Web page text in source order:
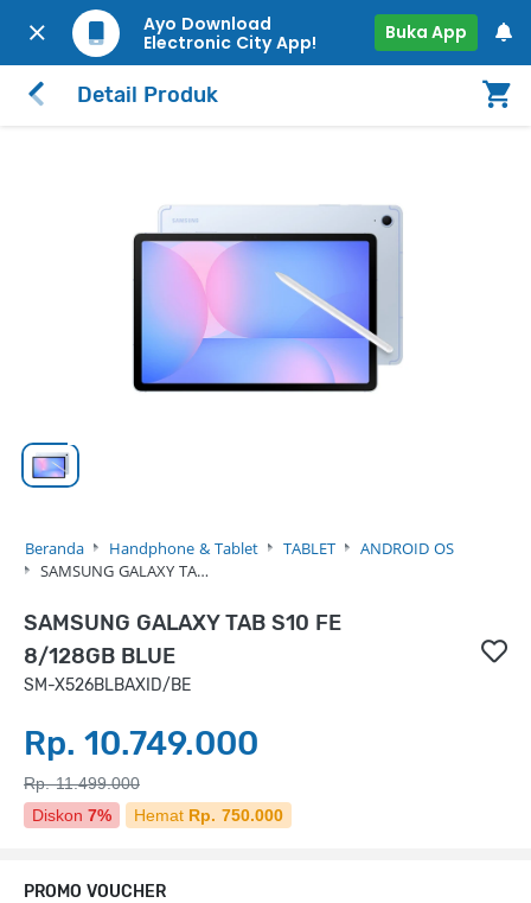
Ayo Download
Electronic City App!
Buka App
Detail Produk
Beranda Handphone & Tablet TABLET
ANDROID OS
SAMSUNG GALAXY TA…
SAMSUNG GALAXY TAB S10 FE
8/128GB BLUE
SM-X526BLBAXID/BE
Rp. 10.749.000
Rp. 11.499.000
Diskon 7% Hemat Rp. 750.000
PROMO VOUCHER